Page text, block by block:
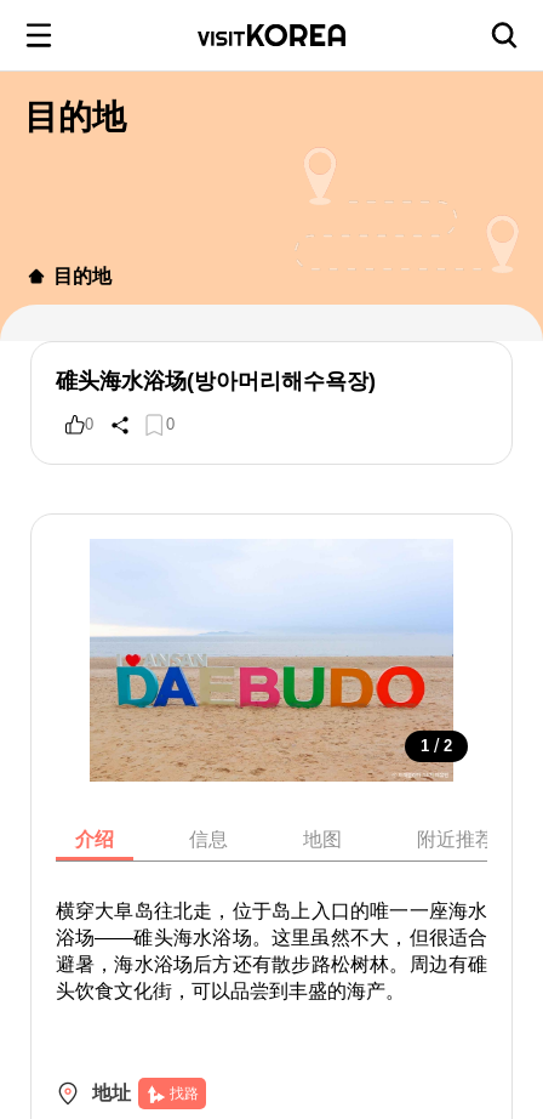
目的地
目的地
碓头海水浴场(방아머리해수욕장)
0 0
1 / 2
介绍 信息 地图 附近推荐景点
横穿大阜岛往北走，位于岛上入口的唯一一座海水
浴场——碓头海水浴场。这里虽然不大，但很适合
避暑，海水浴场后方还有散步路松树林。周边有碓
头饮食文化街，可以品尝到丰盛的海产。
地址 找路